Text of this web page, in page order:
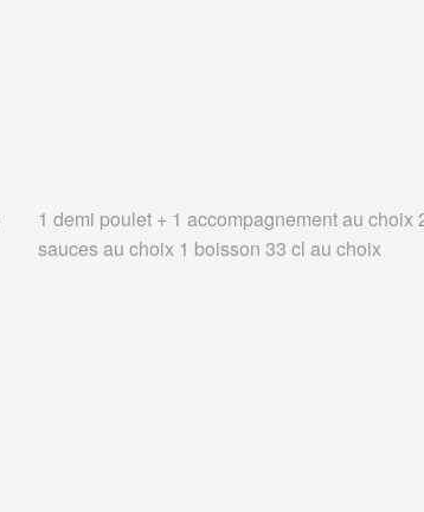
1 demi poulet + 1 accompagnement au choix
sauces au choix 1 boisson 33 cl au choix